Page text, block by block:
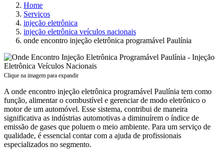
Home
Serviços
injeção eletrônica
injeção eletrônica veículos nacionais
onde encontro injeção eletrônica programável Paulínia
Clique na imagem para expandir
A onde encontro injeção eletrônica programável Paulínia tem como
função, alimentar o combustível e gerenciar de modo eletrônico o
motor de um automóvel. Esse sistema, contribui de maneira
significativa as indústrias automotivas a diminuírem o índice de
emissão de gases que poluem o meio ambiente. Para um serviço de
qualidade, é essencial contar com a ajuda de profissionais
especializados no segmento.